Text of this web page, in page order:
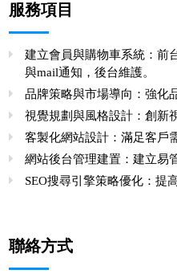
服務項目
建立會員與購物車系統：前
與mail通知，後台維護。
品牌策略與市場導向：強化
視覺規劃與風格設計：創新
客製化網站設計：滿足客戶
網站後台管理建置：建立易
SEO搜尋引擎策略優化：提
聯絡方式